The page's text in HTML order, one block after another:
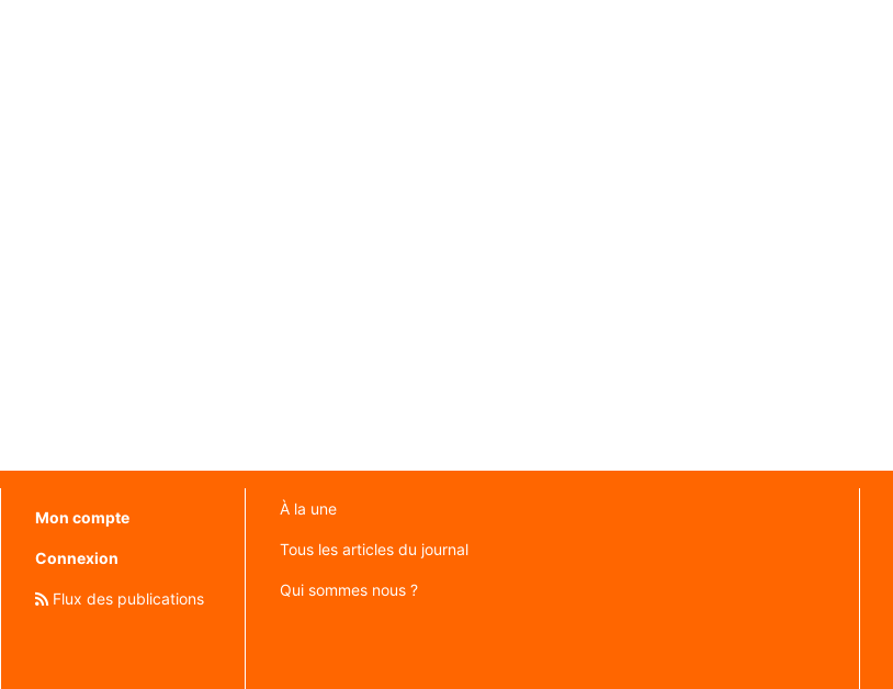
Mon compte
Connexion
Flux des publications
À la une
Tous les articles du journal
Qui sommes nous ?